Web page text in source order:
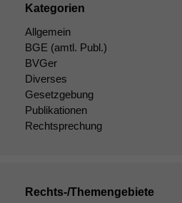
Kategorien
Allgemein
BGE (amtl. Publ.)
BVGer
Diverses
Gesetzgebung
Publikationen
Rechtsprechung
Rechts-/Themengebiete